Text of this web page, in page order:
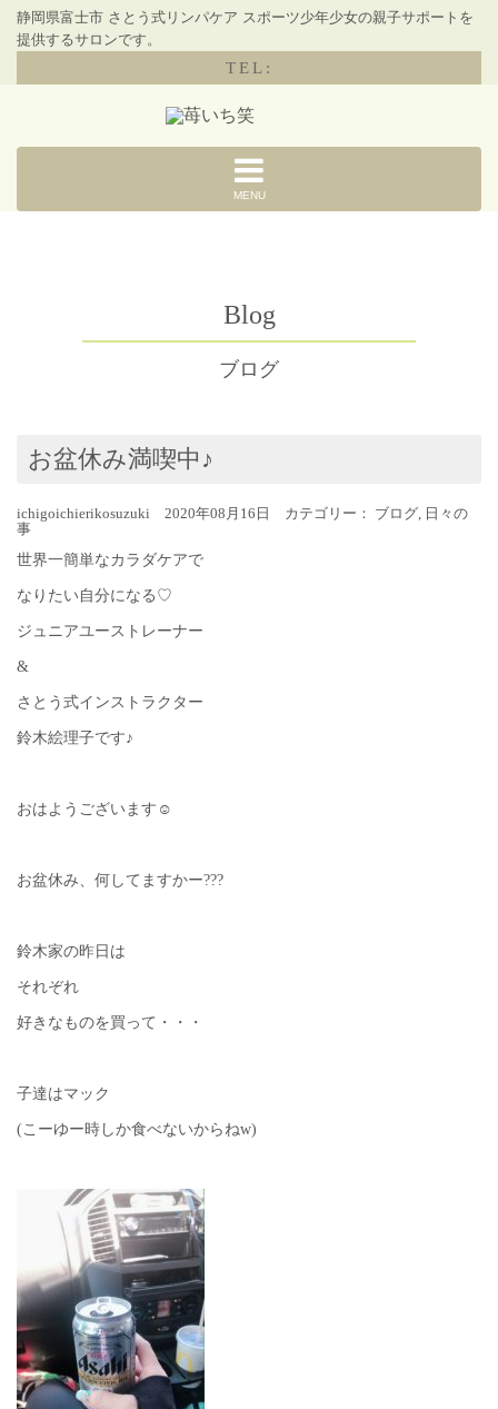
静岡県富士市 さとう式リンパケア スポーツ少年少女の親子サポートを
提供するサロンです。
TEL:
MENU
Blog
ブログ
お盆休み満喫中♪
ichigoichierikosuzuki 2020年08月16日 カテゴリー： ブログ, 日々の
事
世界一簡単なカラダケアで
なりたい自分になる♡
ジュニアユーストレーナー
&
さとう式インストラクター
鈴木絵理子です♪
おはようございます☺︎
お盆休み、何してますかー???
鈴木家の昨日は
それぞれ
好きなものを買って・・・
子達はマック
(こーゆー時しか食べないからねw)